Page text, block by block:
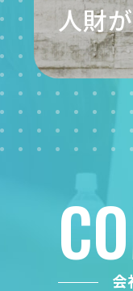
人財
会